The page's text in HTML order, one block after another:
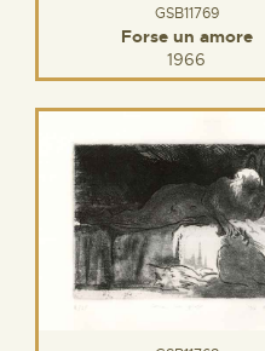
GSB11769
Forse un amore
1966